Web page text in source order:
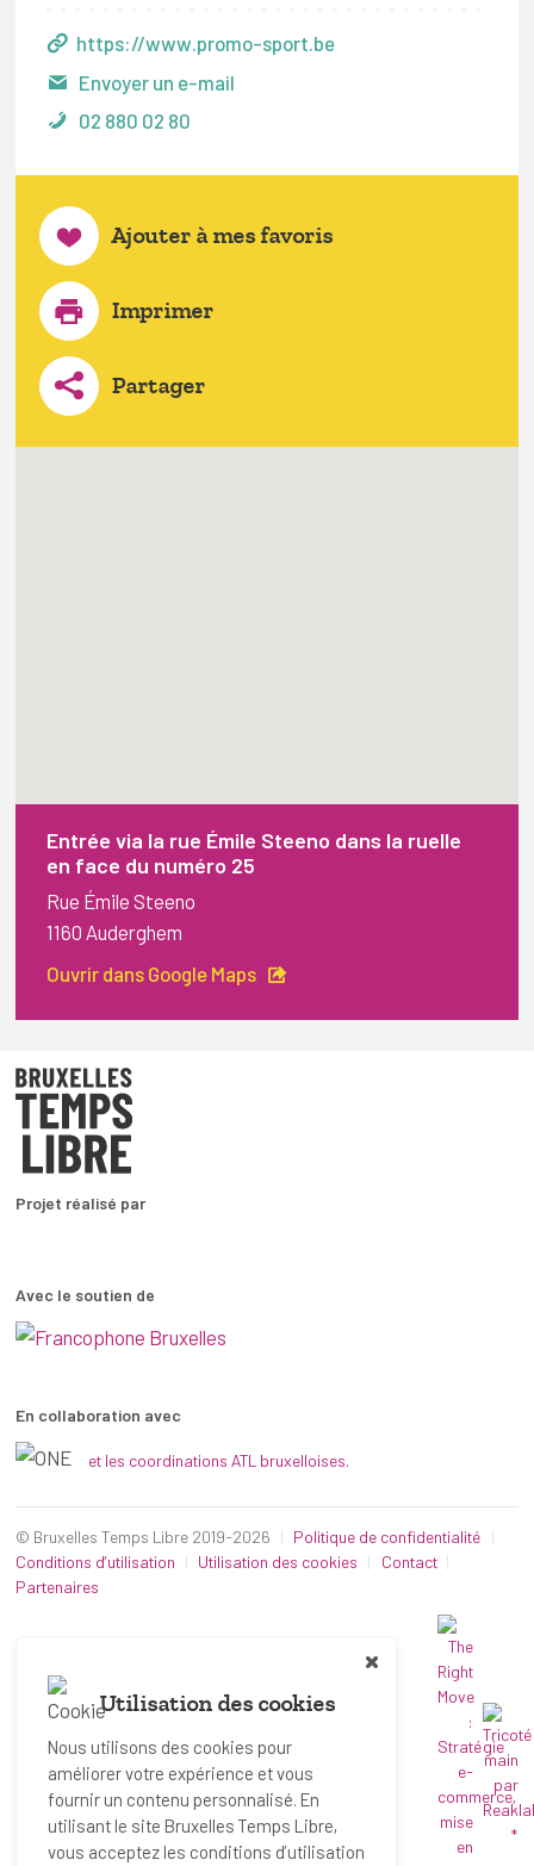
https://www.promo-sport.be
Envoyer un e-mail
02 880 02 80
Ajouter à mes favoris
Imprimer
Partager
Entrée via la rue Émile Steeno dans la ruelle
en face du numéro 25
Rue Émile Steeno
1160 Auderghem
Ouvrir dans Google Maps
Projet réalisé par
Avec le soutien de
En collaboration avec
et les coordinations ATL bruxelloises.
© Bruxelles Temps Libre 2019-2026
Politique de confidentialité
Conditions d’utilisation
Utilisation des cookies
Contact
Partenaires
*
Utilisation des cookies
Nous utilisons des cookies pour
améliorer votre expérience et vous
fournir un contenu personnalisé. En
utilisant le site Bruxelles Temps Libre,
vous acceptez les conditions d’utilisation